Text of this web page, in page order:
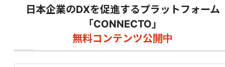
日本企業のDXを促進するプラットフォーム
「CONNECTO」
無料コンテンツ公開中